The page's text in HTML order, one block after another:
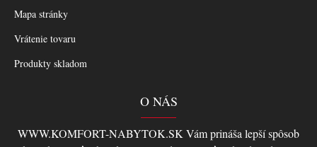
Mapa stránky
Vrátenie tovaru
Produkty skladom
O NÁS
WWW.KOMFORT-NABYTOK.SK Vám prináša lepší spôsob